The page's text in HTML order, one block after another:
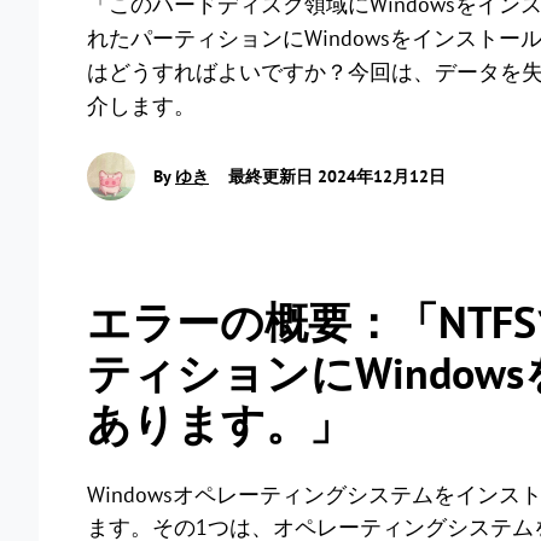
れたパーティションにWindowsをインストー
はどうすればよいですか？今回は、データを
介します。
By ゆき 最終更新日 2024年12月12日
エラーの概要：「
ティションに
あります。」
Windowsオペレーティングシステムをインス
ます。その1つは、オペレーティングシステ